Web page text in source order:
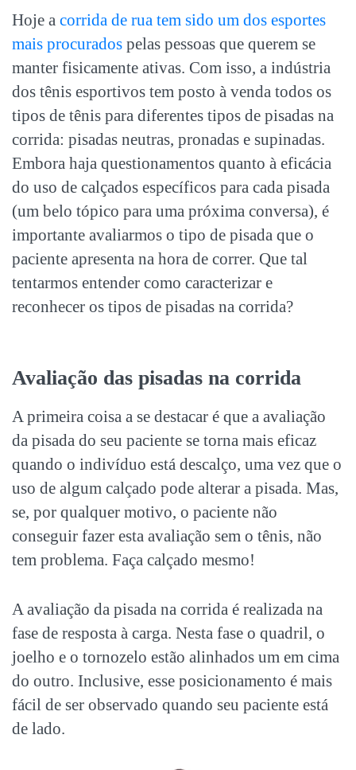
Hoje a corrida de rua tem sido um dos esportes
mais procurados pelas pessoas que querem se
manter fisicamente ativas. Com isso, a indústria
dos tênis esportivos tem posto à venda todos os
tipos de tênis para diferentes tipos de pisadas na
corrida: pisadas neutras, pronadas e supinadas.
Embora haja questionamentos quanto à eficácia
do uso de calçados específicos para cada pisada
(um belo tópico para uma próxima conversa), é
importante avaliarmos o tipo de pisada que o
paciente apresenta na hora de correr. Que tal
tentarmos entender como caracterizar e
reconhecer os tipos de pisadas na corrida?
Avaliação das pisadas na corrida
A primeira coisa a se destacar é que a avaliação
da pisada do seu paciente se torna mais eficaz
quando o indivíduo está descalço, uma vez que o
uso de algum calçado pode alterar a pisada. Mas,
se, por qualquer motivo, o paciente não
conseguir fazer esta avaliação sem o tênis, não
tem problema. Faça calçado mesmo!
A avaliação da pisada na corrida é realizada na
fase de resposta à carga. Nesta fase o quadril, o
joelho e o tornozelo estão alinhados um em cima
do outro. Inclusive, esse posicionamento é mais
fácil de ser observado quando seu paciente está
de lado.